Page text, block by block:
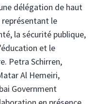
délégation de haut
représentant le
la sécurité publique,
et le
Petra Schirren,
Al Hemeiri,
Government